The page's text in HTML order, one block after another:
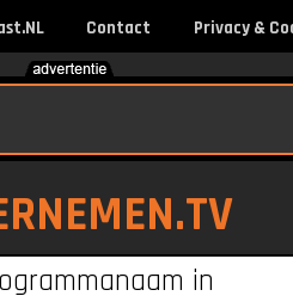
Contact Privacy &